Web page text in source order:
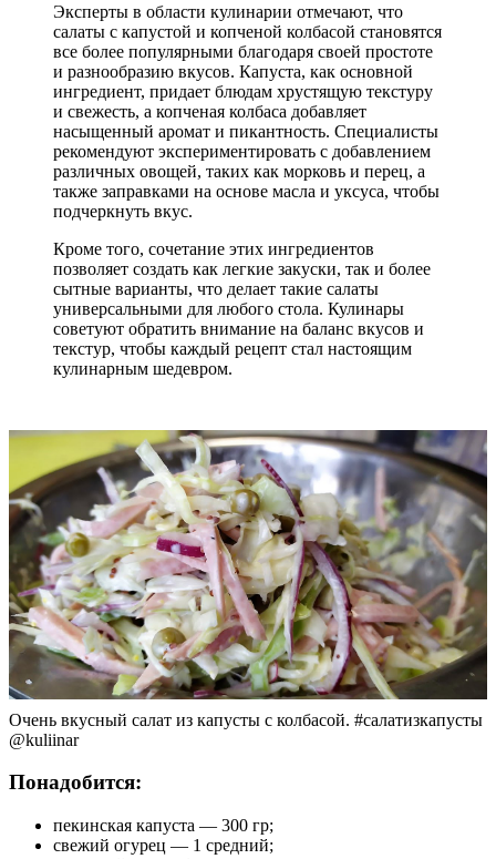
Эксперты в области кулинарии отмечают, что
салаты с капустой и копченой колбасой становятся
все более популярными благодаря своей простоте
и разнообразию вкусов. Капуста, как основной
ингредиент, придает блюдам хрустящую текстуру
и свежесть, а копченая колбаса добавляет
насыщенный аромат и пикантность. Специалисты
рекомендуют экспериментировать с добавлением
различных овощей, таких как морковь и перец, а
также заправками на основе масла и уксуса, чтобы
подчеркнуть вкус.
Кроме того, сочетание этих ингредиентов
позволяет создать как легкие закуски, так и более
сытные варианты, что делает такие салаты
универсальными для любого стола. Кулинары
советуют обратить внимание на баланс вкусов и
текстур, чтобы каждый рецепт стал настоящим
кулинарным шедевром.
Очень вкусный салат из капусты с колбасой. #салатизкапусты
@kuliinar
Понадобится:
пекинская капуста — 300 гр;
свежий огурец — 1 средний;